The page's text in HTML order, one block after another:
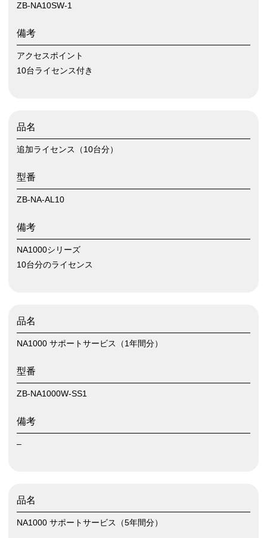
ZB-NA10SW-1
備考
アクセスポイント
10台ライセンス付き
品名
追加ライセンス（10台分）
型番
ZB-NA-AL10
備考
NA1000シリーズ
10台分のライセンス
品名
NA1000 サポートサービス（1年間分）
型番
ZB-NA1000W-SS1
備考
–
品名
NA1000 サポートサービス（5年間分）